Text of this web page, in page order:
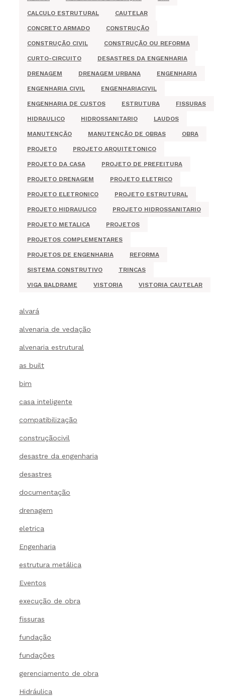
CALCULO ESTRUTURAL CAUTELAR
CONCRETO ARMADO CONSTRUÇÃO
CONSTRUÇÃO CIVIL CONSTRUÇÃO OU REFORMA
CURTO-CIRCUITO DESASTRES DA ENGENHARIA
DRENAGEM DRENAGEM URBANA ENGENHARIA
ENGENHARIA CIVIL ENGENHARIACIVIL
ENGENHARIA DE CUSTOS ESTRUTURA FISSURAS
HIDRAULICO HIDROSSANITARIO LAUDOS
MANUTENÇÃO MANUTENÇÃO DE OBRAS OBRA
PROJETO PROJETO ARQUITETONICO
PROJETO DA CASA PROJETO DE PREFEITURA
PROJETO DRENAGEM PROJETO ELETRICO
PROJETO ELETRONICO PROJETO ESTRUTURAL
PROJETO HIDRAULICO PROJETO HIDROSSANITARIO
PROJETO METALICA PROJETOS
PROJETOS COMPLEMENTARES
PROJETOS DE ENGENHARIA REFORMA
SISTEMA CONSTRUTIVO TRINCAS
VIGA BALDRAME VISTORIA VISTORIA CAUTELAR
alvará
alvenaria de vedação
alvenaria estrutural
as built
bim
casa inteligente
compatibilização
construçãocivil
desastre da engenharia
desastres
documentação
drenagem
eletrica
Engenharia
estrutura metálica
Eventos
execução de obra
fissuras
fundação
fundações
gerenciamento de obra
Hidráulica